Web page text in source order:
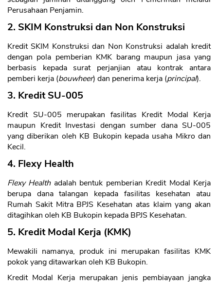
Perusahaan Penjamin.
2. SKIM Konstruksi dan Non Konstruksi
Kredit SKIM Konstruksi dan Non Konstruksi adalah kredit
dengan pola pemberian KMK barang maupun jasa yang
berbasis kepada surat perjanjian atau kontrak antara
pemberi kerja (bouwheer) dan penerima kerja (principal).
3. Kredit SU-005
Kredit SU-005 merupakan fasilitas Kredit Modal Kerja
maupun Kredit Investasi dengan sumber dana SU-005
yang diberikan oleh KB Bukopin kepada usaha Mikro dan
Kecil.
4. Flexy Health
Flexy Health adalah bentuk pemberian Kredit Modal Kerja
berupa dana talangan kepada fasilitas kesehatan atau
Rumah Sakit Mitra BPJS Kesehatan atas klaim yang akan
ditagihkan oleh KB Bukopin kepada BPJS Kesehatan.
5. Kredit Modal Kerja (KMK)
Mewakili namanya, produk ini merupakan fasilitas KMK
pokok yang ditawarkan oleh KB Bukopin.
Kredit Modal Kerja merupakan jenis pembiayaan jangka